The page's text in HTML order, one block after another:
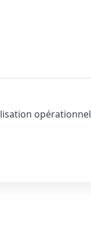
opérationnel